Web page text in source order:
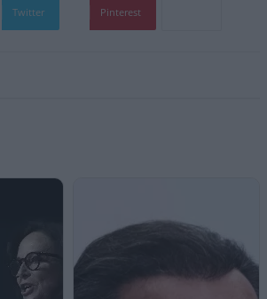
Twitter Pinterest